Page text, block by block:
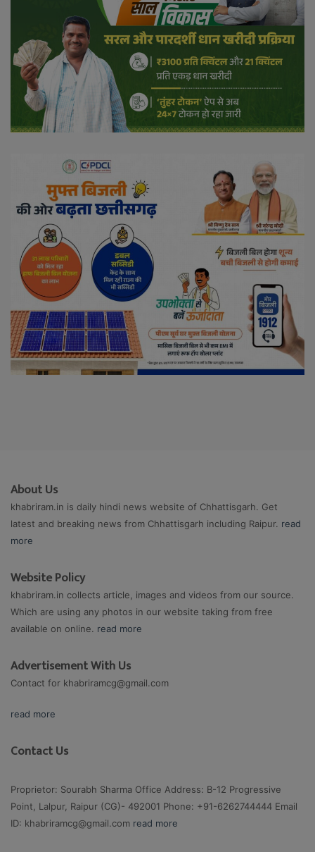
About Us
khabriram.in is daily hindi news website of Chhattisgarh. Get
latest and breaking news from Chhattisgarh including Raipur. read
more
Website Policy
khabriram.in collects article, images and videos from our source.
Which are using any photos in our website taking from free
available on online. read more
Advertisement With Us
Contact for khabriramcg@gmail.com
read more
Contact Us
Proprietor: Sourabh Sharma Office Address: B-12 Progressive
Point, Lalpur, Raipur (CG)- 492001 Phone: +91-6262744444 Email
ID: khabriramcg@gmail.com read more